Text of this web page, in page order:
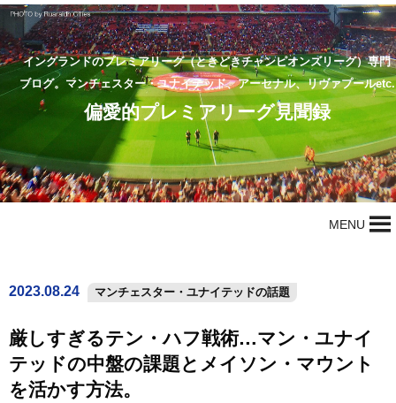
イングランドのプレミアリーグ（ときどきチャンピオンズリーグ）専門
ブログ。マンチェスター・ユナイテッド、アーセナル、リヴァプールetc.
偏愛的プレミアリーグ見聞録
MENU
2023.08.24 マンチェスター・ユナイテッドの話題
厳しすぎるテン・ハフ戦術…マン・ユナイ
テッドの中盤の課題とメイソン・マウント
を活かす方法。